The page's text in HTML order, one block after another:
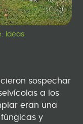
ideas
sospechar
a los
eran una
y